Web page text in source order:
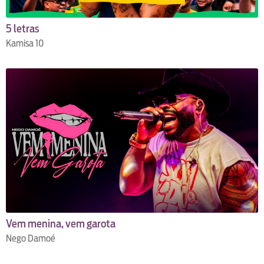
5 letras
Kamisa 10
Vem menina, vem garota
Nego Damoé